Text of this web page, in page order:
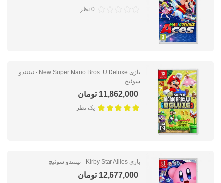
0 نظر
بازی New Super Mario Bros. U Deluxe - نینتندو
سوئیچ
11,862,000 تومان
یک نظر
بازی Kirby Star Allies - نینتندو سوئیچ
12,677,000 تومان